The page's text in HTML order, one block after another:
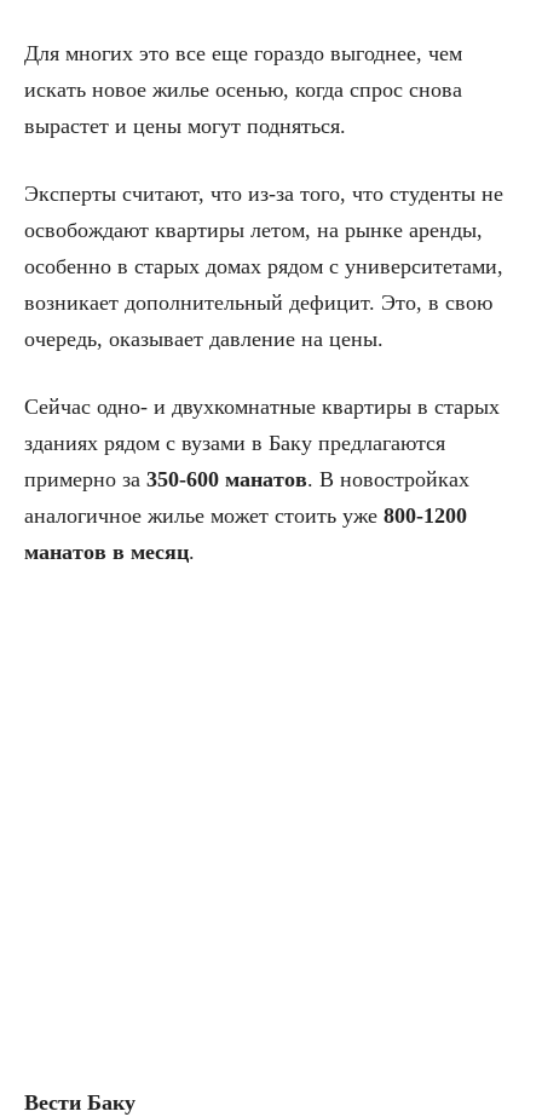
Для многих это все еще гораздо выгоднее, чем
искать новое жилье осенью, когда спрос снова
вырастет и цены могут подняться.
Эксперты считают, что из-за того, что студенты не
освобождают квартиры летом, на рынке аренды,
особенно в старых домах рядом с университетами,
возникает дополнительный дефицит. Это, в свою
очередь, оказывает давление на цены.
Сейчас одно- и двухкомнатные квартиры в старых
зданиях рядом с вузами в Баку предлагаются
примерно за 350-600 манатов. В новостройках
аналогичное жилье может стоить уже 800-1200
манатов в месяц.
Вести Баку